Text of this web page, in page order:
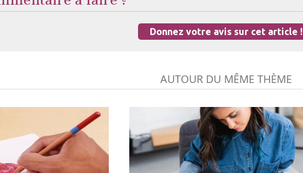
Donnez votre avis sur cet article !
AUTOUR DU MÊME THÈME